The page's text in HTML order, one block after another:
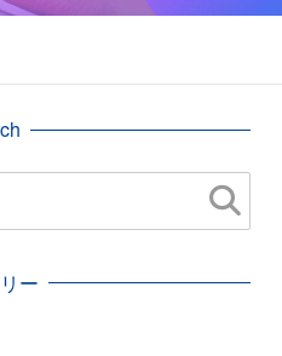
ー